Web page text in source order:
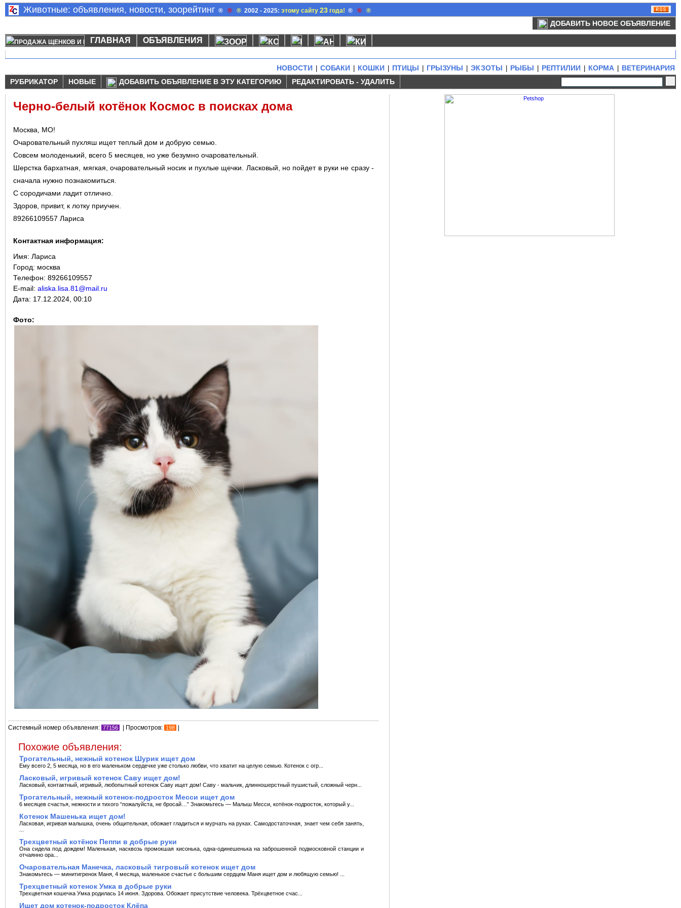
Животные: объявления, новости, зоорейтинг ® ® ® 2002 - 2025:этому сайту23 года! ® ® ®
ДОБАВИТЬ НОВОЕ ОБЪЯВЛЕНИЕ
ГЛАВНАЯ ОБЪЯВЛЕНИЯ
НОВОСТИ СОБАКИ КОШКИ ПТИЦЫ ГРЫЗУНЫ ЭКЗОТЫ РЫБЫ РЕПТИЛИИ КОРМА
ВЕТЕРИНАРИЯ
РУБРИКАТОР
НОВЫЕ ДОБАВИТЬ ОБЪЯВЛЕНИЕ В ЭТУ КАТЕГОРИЮ РЕДАКТИРОВАТЬ - УДАЛИТЬ
Черно-белый котёнок Космос в поисках дома
Москва, МО!
Очаровательный пухляш ищет теплый дом и добрую семью.
Совсем молоденький, всего 5 месяцев, но уже безумно очаровательный.
Шерстка бархатная, мягкая, очаровательный носик и пухлые щечки. Ласковый, но пойдет в руки не сразу -
сначала нужно познакомиться.
С сородичами ладит отлично.
Здоров, привит, к лотку приучен.
89266109557 Лариса
Контактная информация:
Имя: Лариса
Город: москва
Телефон: 89266109557
E-mail: aliska.lisa.81@mail.ru
Дата: 17.12.2024, 00:10
Фото:
Системный номер объявления: 77156 | Просмотров: 198 |
Похожие объявления:
Трогательный, нежный котенок Шурик ищет дом
Ему всего 2, 5 месяца, но в его маленьком сердечке уже столько любви, что хватит на целую семью. Котенок с огр...
Ласковый, игривый котенок Саву ищет дом!
Ласковый, контактный, игривый, любопытный котенок Саву ищет дом! Саву - мальчик, длинношерстный пушистый, сложный черн...
Трогательный, нежный котенок-подросток Месси ищет дом
6 месяцев счастья, нежности и тихого “пожалуйста, не бросай…” Знакомьтесь — Малыш Месси, котёнок-подросток, который у...
Котенок Машенька ищет дом!
Ласковая, игривая малышка, очень общительная, обожает гладиться и мурчать на руках. Самодостаточная, знает чем себя занять,
Трехцветный котёнок Пеппи в добрые руки
Она сидела под дождем! Маленькая, насквозь промокшая кисонька, одна-одинешенька на заброшенной подмосковной станции и
отчаянно ора...
Очаровательная Манечка, ласковый тигровый котенок ищет дом
Знакомьтесь — минитигренок Маня, 4 месяца, маленькое счастье с большим сердцем Маня ищет дом и любящую семью! ...
Трехцветный котенок Умка в добрые руки
Трехцветная кошечка Умка родилась 14 июня. Здорова. Обожает присутствие человека. Трёхцветное счас...
Ищет дом котенок-подросток Клёпа